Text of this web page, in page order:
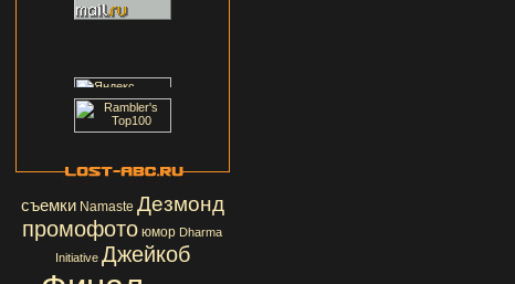
съемки Namaste Дезмонд
промофото юмор Dharma
Initiative Джейкоб